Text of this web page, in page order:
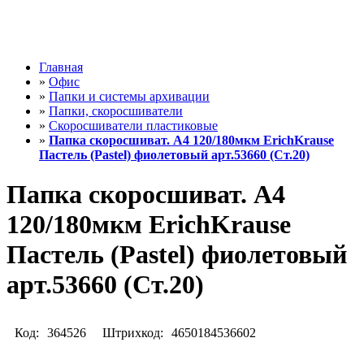
Главная
» Офис
» Папки и системы архивации
» Папки, скоросшиватели
» Скоросшиватели пластиковые
» Папка скоросшиват. А4 120/180мкм ErichKrause
Пастель (Pastel) фиолетовый арт.53660 (Ст.20)
Папка скоросшиват. А4
120/180мкм ErichKrause
Пастель (Pastel) фиолетовый
арт.53660 (Ст.20)
Код: 364526 Штрихкод: 4650184536602